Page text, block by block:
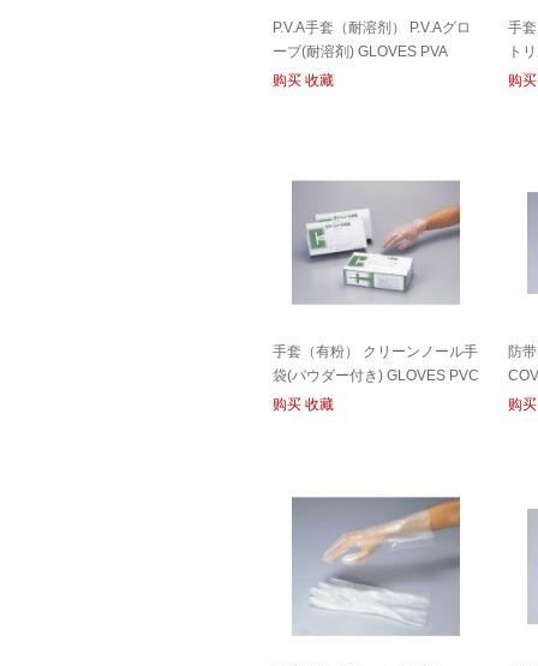
P.V.A手套（耐溶剂） P.V.Aグロ
ーブ(耐溶剤) GLOVES PVA
购买 收藏
手
ト
リ
购买
手套（有粉） クリーンノール手
袋(パウダー付き) GLOVES PVC
POWDERED
购买 收藏
防
购买